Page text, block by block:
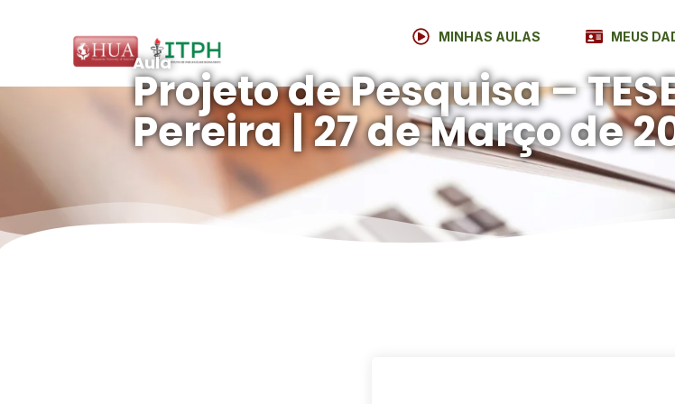
MINHAS AULAS MEUS
Aula
Projeto de Pesquisa –
Pereira | 27 de Março de